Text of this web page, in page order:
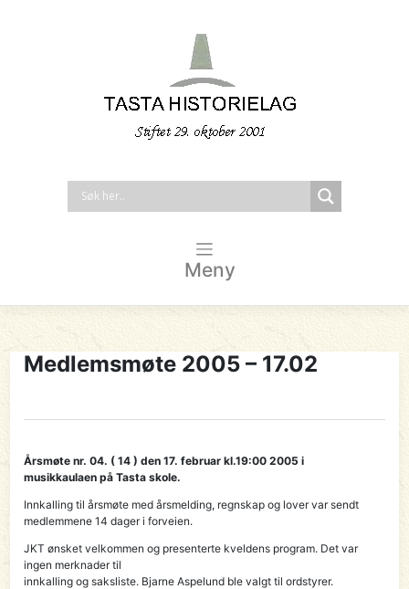
Meny
Medlemsmøte 2005 – 17.02
Årsmøte nr. 04. ( 14 ) den 17. februar kl.19:00 2005 i
musikkaulaen på Tasta skole.
Innkalling til årsmøte med årsmelding, regnskap og lover var sendt
medlemmene 14 dager i forveien.
JKT ønsket velkommen og presenterte kveldens program. Det var
ingen merknader til
innkalling og saksliste. Bjarne Aspelund ble valgt til ordstyrer.